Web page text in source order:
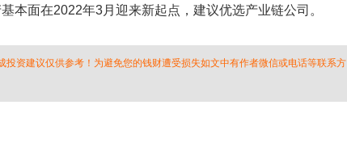
本面在2022年3月迎来新起点，建议优选产业链公司。
资建议仅供参考！为避免您的钱财遭受损失如文中有作者微信或电话等联系方